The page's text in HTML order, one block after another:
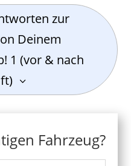
zur
Deinem
1 (vor & nach
Fahrzeug?